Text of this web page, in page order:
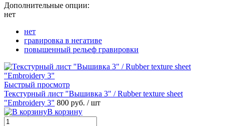
Дополнительные опции:
нет
нет
гравировка в негативе
повышенный рельеф гравировки
Быстрый просмотр
Текстурный лист "Вышивка 3" / Rubber texture sheet
"Embroidery 3" 800 руб. / шт
В корзину